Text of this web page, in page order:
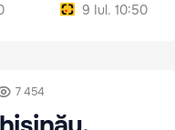
9 Iul. 10:50
7 454